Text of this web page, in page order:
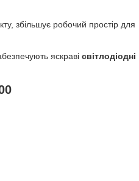
збільшує робочий простір для
яскраві світлодіодні